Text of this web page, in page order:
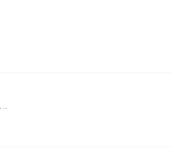
Avenida Futebol Clube do Porto, nº433 - A